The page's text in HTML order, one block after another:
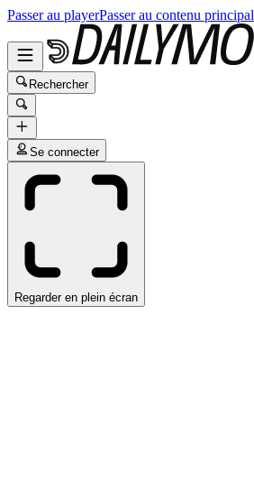
Passer au playerPasser au contenu principal
Rechercher
Se connecter
Regarder en plein écran